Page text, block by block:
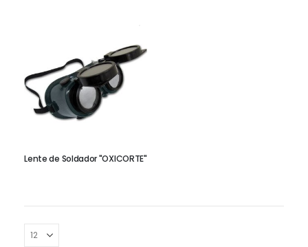
Lente de Soldador "OXICORTE"